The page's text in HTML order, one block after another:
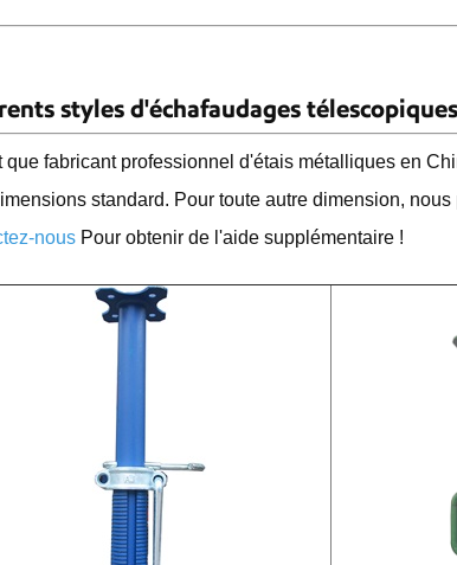
styles d'échafaudages
que fabricant professionnel d'étais métalliques en
standard. Pour toute autre dimension,
nous Pour obtenir de l'aide supplémentaire !